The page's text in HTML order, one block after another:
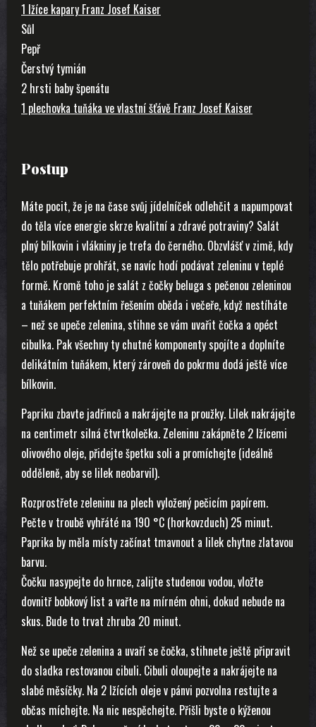
1 lžíce kapary Franz Josef Kaiser
Sůl
Pepř
Čerstvý tymián
2 hrsti baby špenátu
1 plechovka tuňáka ve vlastní šťávě Franz Josef Kaiser
Postup
Máte pocit, že je na čase svůj jídelníček odlehčit a napumpovat
do těla více energie skrze kvalitní a zdravé potraviny? Salát
plný bílkovin i vlákniny je trefa do černého. Obzvlášť v zimě, kdy
tělo potřebuje prohřát, se navíc hodí podávat zeleninu v teplé
formě. Kromě toho je salát z čočky beluga s pečenou zeleninou
a tuňákem perfektním řešením oběda i večeře, když nestíháte
– než se upeče zelenina, stihne se vám uvařit čočka a opéct
cibulka. Pak všechny ty chutné komponenty spojíte a doplníte
delikátním tuňákem, který zároveň do pokrmu dodá ještě více
bílkovin.
Papriku zbavte jadřinců a nakrájejte na proužky. Lilek nakrájejte
na centimetr silná čtvrtkolečka. Zeleninu zakápněte 2 lžícemi
olivového oleje, přidejte špetku soli a promíchejte (ideálně
odděleně, aby se lilek neobarvil).
Rozprostřete zeleninu na plech vyložený pečicím papírem.
Pečte v troubě vyhřáté na 190 °C (horkovzduch) 25 minut.
Paprika by měla místy začínat tmavnout a lilek chytne zlatavou
barvu.
Čočku nasypejte do hrnce, zalijte studenou vodou, vložte
dovnitř bobkový list a vařte na mírném ohni, dokud nebude na
skus. Bude to trvat zhruba 20 minut.
Než se upeče zelenina a uvaří se čočka, stihnete ještě připravit
do sladka restovanou cibuli. Cibuli oloupejte a nakrájejte na
slabé měsíčky. Na 2 lžících oleje v pánvi pozvolna restujte a
občas míchejte. Na nic nespěchejte. Přišli byste o kýženou